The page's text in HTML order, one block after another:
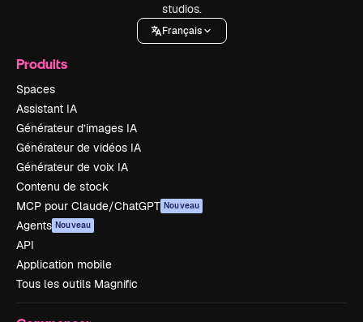
studios.
Français
Produits
Spaces
Assistant IA
Générateur d’images IA
Générateur de vidéos IA
Générateur de voix IA
Contenu de stock
MCP pour Claude/ChatGPT Nouveau
Agents Nouveau
API
Application mobile
Tous les outils Magnific